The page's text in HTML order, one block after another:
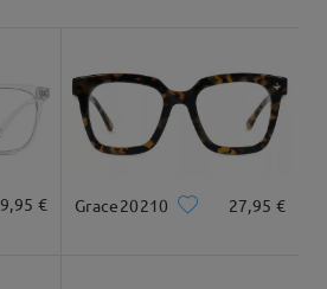
17cm/6.69 in 12.5cm/4.92 in
9,95 € Grace20210 27,95 €